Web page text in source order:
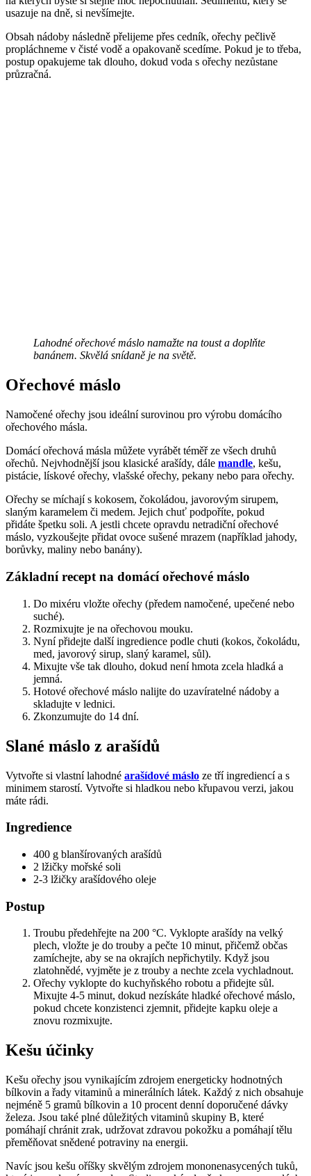
usazuje na dně, si nevšímejte.
Obsah nádoby následně přelijeme přes cedník, ořechy pečlivě
propláchneme v čisté vodě a opakovaně scedíme. Pokud je to třeba,
postup opakujeme tak dlouho, dokud voda s ořechy nezůstane
průzračná.
Lahodné ořechové máslo namažte na toust a doplňte
banánem. Skvělá snídaně je na světě.
Ořechové máslo
Namočené ořechy jsou ideální surovinou pro výrobu domácího
ořechového másla.
Domácí ořechová másla můžete vyrábět téměř ze všech druhů
ořechů. Nejvhodnější jsou klasické arašídy, dále mandle, kešu,
pistácie, lískové ořechy, vlašské ořechy, pekany nebo para ořechy.
Ořechy se míchají s kokosem, čokoládou, javorovým sirupem,
slaným karamelem či medem. Jejich chuť podpoříte, pokud
přidáte špetku soli. A jestli chcete opravdu netradiční ořechové
máslo, vyzkoušejte přidat ovoce sušené mrazem (například jahody,
borůvky, maliny nebo banány).
Základní recept na domácí ořechové máslo
Do mixéru vložte ořechy (předem namočené, upečené nebo
suché).
Rozmixujte je na ořechovou mouku.
Nyní přidejte další ingredience podle chuti (kokos, čokoládu,
med, javorový sirup, slaný karamel, sůl).
Mixujte vše tak dlouho, dokud není hmota zcela hladká a
jemná.
Hotové ořechové máslo nalijte do uzavíratelné nádoby a
skladujte v lednici.
Zkonzumujte do 14 dní.
Slané máslo z arašídů
Vytvořte si vlastní lahodné arašídové máslo ze tří ingrediencí a s
minimem starostí. Vytvořte si hladkou nebo křupavou verzi, jakou
máte rádi.
Ingredience
400 g blanšírovaných arašídů
2 lžičky mořské soli
2-3 lžičky arašídového oleje
Postup
Troubu předehřejte na 200 °C. Vyklopte arašídy na velký
plech, vložte je do trouby a pečte 10 minut, přičemž občas
zamíchejte, aby se na okrajích nepřichytily. Když jsou
zlatohnědé, vyjměte je z trouby a nechte zcela vychladnout.
Ořechy vyklopte do kuchyňského robotu a přidejte sůl.
Mixujte 4-5 minut, dokud nezískáte hladké ořechové máslo,
pokud chcete konzistenci zjemnit, přidejte kapku oleje a
znovu rozmixujte.
Kešu účinky
Kešu ořechy jsou vynikajícím zdrojem energeticky hodnotných
bílkovin a řady vitaminů a minerálních látek. Každý z nich obsahuje
nejméně 5 gramů bílkovin a 10 procent denní doporučené dávky
železa. Jsou také plné důležitých vitaminů skupiny B, které
pomáhají chránit zrak, udržovat zdravou pokožku a pomáhají tělu
přeměňovat snědené potraviny na energii.
Navíc jsou kešu oříšky skvělým zdrojem mononenasycených tuků,